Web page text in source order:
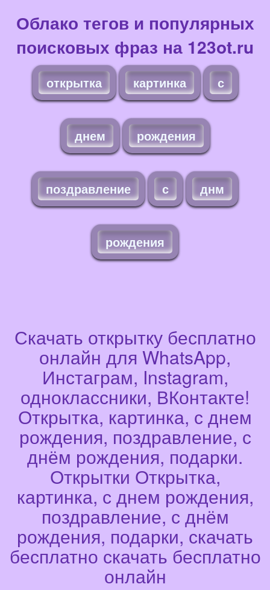
Облако тегов и популярных
поисковых фраз на 123ot.ru
открытка картинка с
днем рождения
поздравление с днм
рождения
Скачать открытку бесплатно
онлайн для WhatsApp,
Инстаграм, Instagram,
одноклассники, ВКонтакте!
Открытка, картинка, с днем
рождения, поздравление, с
днём рождения, подарки.
Открытки Открытка,
картинка, с днем рождения,
поздравление, с днём
рождения, подарки, скачать
бесплатно скачать бесплатно
онлайн